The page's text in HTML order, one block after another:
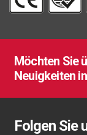
Möchten Sie
Neuigkeiten
Folgen Sie